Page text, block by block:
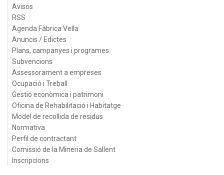
Avisos
RSS
Agenda Fàbrica Vella
Anuncis / Edictes
Plans, campanyes i programes
Subvencions
Assessorament a empreses
Ocupació i Treball
Gestió econòmica i patrimoni
Oficina de Rehabilitació i Habitatge
Model de recollida de residus
Normativa
Perfil de contractant
Comissió de la Mineria de Sallent
Inscripcions